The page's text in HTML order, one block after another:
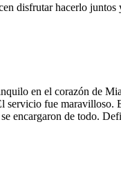
disfrutar hacerlo
en el corazón de
fue maravilloso.
de todo.